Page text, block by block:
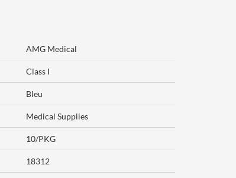
AMG Medical
Class I
Bleu
Medical Supplies
10/PKG
18312